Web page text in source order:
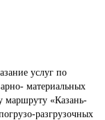
услуг по
материальных
маршруту «Казань-
разгрузочных